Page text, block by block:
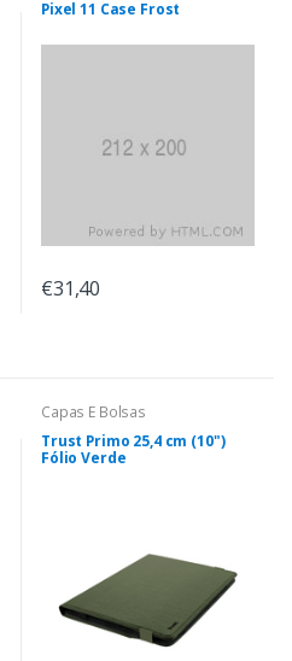
Pixel 11 Case Frost
€31,40
Capas E Bolsas
Trust Primo 25,4 cm (10")
Fólio Verde